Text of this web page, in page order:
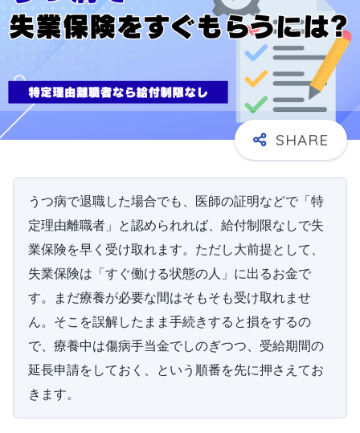
うつ病で退職した場合でも、医師の証明などで「特
定理由離職者」と認められれば、給付制限なしで失
業保険を早く受け取れます。ただし大前提として、
失業保険は「すぐ働ける状態の人」に出るお金で
す。まだ療養が必要な間はそもそも受け取れませ
ん。そこを誤解したまま手続きすると損をするの
で、療養中は傷病手当金でしのぎつつ、受給期間の
延長申請をしておく、という順番を先に押さえてお
きます。